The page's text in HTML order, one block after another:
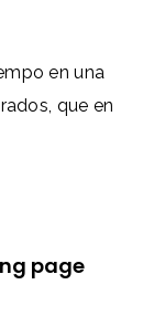
en una
que en
page